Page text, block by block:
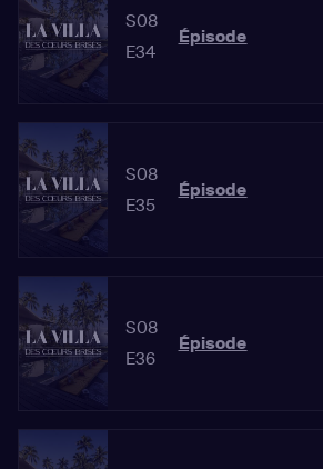
S08
E34
Épisode
S08
E35
Épisode
S08
E36
Épisode